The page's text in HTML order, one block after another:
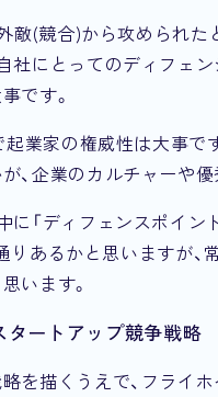
敵(競合)から攻められ
社にとってのディフェ
です。
起業家の権威性は大事
、企業のカルチャーや
に「ディフェンスポイ
りあるかと思いますが
います。
ートアップ競争戦略
を描くうえで、フライ